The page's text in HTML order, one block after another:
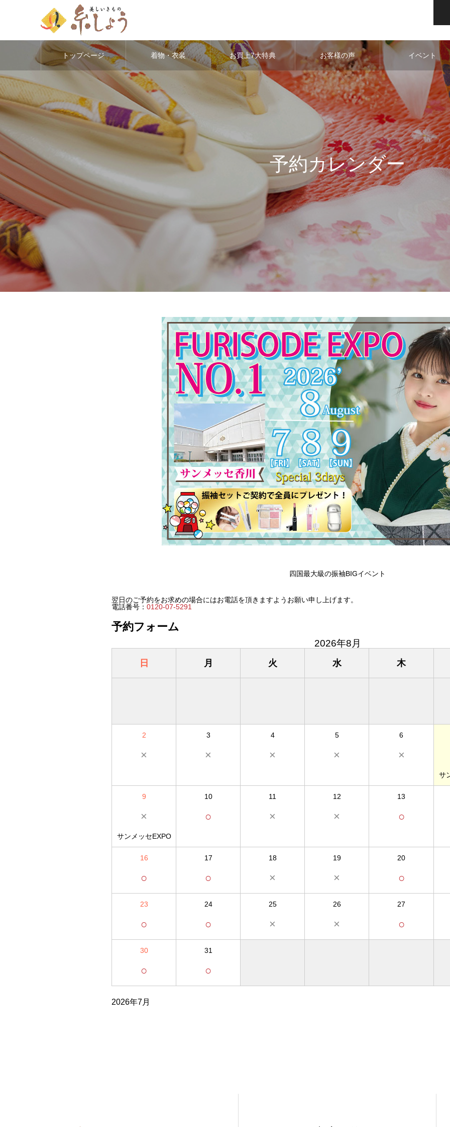
トップページ 着物・衣装 お買上7大特典 お客様の声 イベント
予約カレンダー
四国最大級の振袖BIGイベント
翌日のご予約をお求めの場合にはお電話を頂きますようお願い申し上げます。
電話番号： 0120-07-5291
予約フォーム
2026年8月
日 月 火 水 木
2
×
3
×
4
×
5
×
6
×
サ
9
×
サンメッセEXPO
10
○
11
×
12
×
13
○
16
○
17
○
18
×
19
×
20
○
23
○
24
○
25
×
26
×
27
○
30
○
31
○
2026年7月